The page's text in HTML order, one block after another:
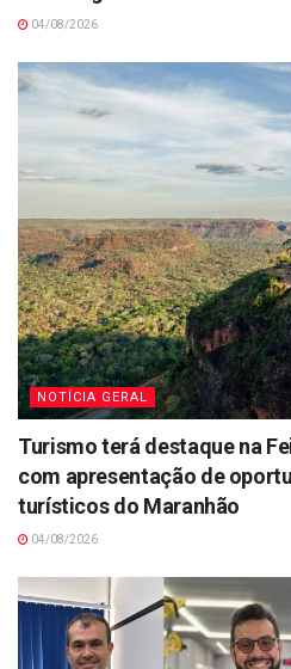
04/08/2026
NOTÍCIA GERAL
Turismo terá destaque na
com apresentação de
turísticos do Maranhão
04/08/2026